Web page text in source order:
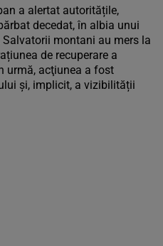
a alertat autoritățile,
decedat, în albia unui
montani au mers la
de recuperare a
urmă, acţiunea a fost
și, implicit, a vizibilității